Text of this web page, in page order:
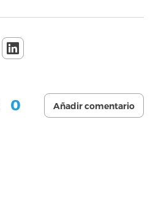
0 Añadir comentario